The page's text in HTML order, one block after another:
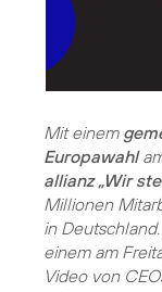
Mit einem
Europawahl
allianz „Wir
Millionen
in Deutschland.
einem am
Video von